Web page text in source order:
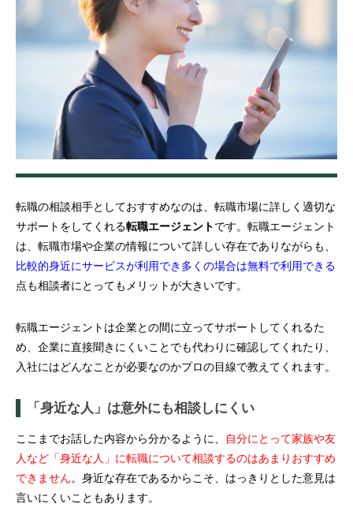
転職の相談相手としておすすめなのは、転職市場に詳しく適切な
サポートをしてくれる転職エージェントです。転職エージェント
は、転職市場や企業の情報について詳しい存在でありながらも、
比較的身近にサービスが利用でき多くの場合は無料で利用できる
点も相談者にとってもメリットが大きいです。
転職エージェントは企業との間に立ってサポートしてくれるた
め、企業に直接聞きにくいことでも代わりに確認してくれたり、
入社にはどんなことが必要なのかプロの目線で教えてくれます。
「身近な人」は意外にも相談しにくい
ここまでお話した内容から分かるように、
自分にとって家族や友
人など「身近な人」に転職について相談するのはあまりおすすめ
できません。身近な存在であるからこそ、はっきりとした意見は
言いにくいこともあります。